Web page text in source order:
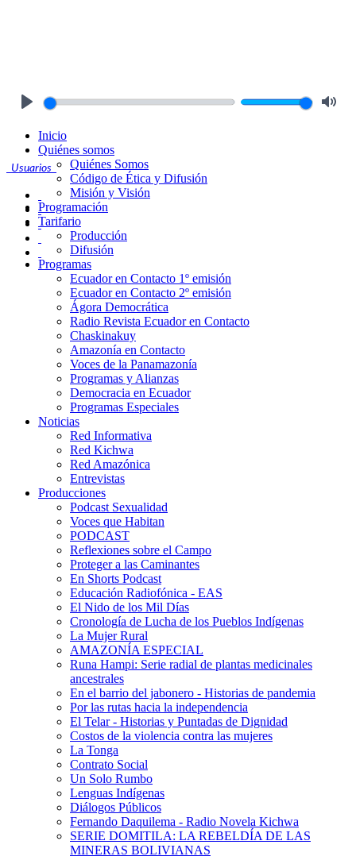
Usuarios
Inicio
Quiénes somos
Quiénes Somos
Código de Ética y Difusión
Misión y Visión
Programación
Tarifario
Producción
Difusión
Programas
Ecuador en Contacto 1º emisión
Ecuador en Contacto 2º emisión
Ágora Democrática
Radio Revista Ecuador en Contacto
Chaskinakuy
Amazonía en Contacto
Voces de la Panamazonía
Programas y Alianzas
Democracia en Ecuador
Programas Especiales
Noticias
Red Informativa
Red Kichwa
Red Amazónica
Entrevistas
Producciones
Podcast Sexualidad
Voces que Habitan
PODCAST
Reflexiones sobre el Campo
Proteger a las Caminantes
En Shorts Podcast
Educación Radiofónica - EAS
El Nido de los Mil Días
Cronología de Lucha de los Pueblos Indígenas
La Mujer Rural
AMAZONÍA ESPECIAL
Runa Hampi: Serie radial de plantas medicinales
ancestrales
En el barrio del jabonero - Historias de pandemia
Por las rutas hacia la independencia
El Telar - Historias y Puntadas de Dignidad
Costos de la violencia contra las mujeres
La Tonga
Contrato Social
Un Solo Rumbo
Lenguas Indígenas
Diálogos Públicos
Fernando Daquilema - Radio Novela Kichwa
SERIE DOMITILA: LA REBELDÍA DE LAS
MINERAS BOLIVIANAS